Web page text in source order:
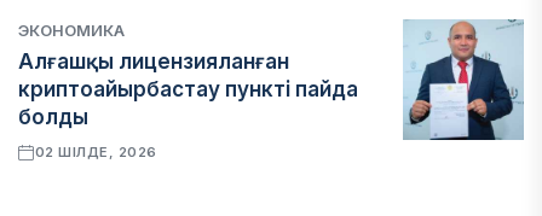
ЭКОНОМИКА
Алғашқы лицензияланған
криптоайырбастау пункті пайда
болды
02 ШІЛДЕ, 2026